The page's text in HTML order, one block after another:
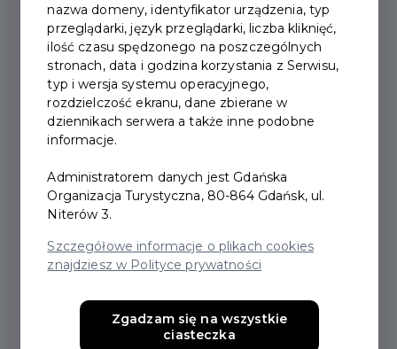
2026-02-05
WYPADEK, POWAŻNA
KONTUZJA – WYPOŻYCZ
REHABILITACJI
Mieszkanki i mieszkańcy Gdańska także w 2026 roku
mogą korzystać z szerokiej oferty wypożyczalni
sprzętu rehabilitacyjnego. Mieści się ona przyal. Gen.
Józefa Hallera 115.By otrzymać pomoc, wystarczy
pisemne wskazanie lekarza lub fizjoterapeuty o
nazwa domeny, identyfikator urządzenia, typ
przeglądarki, język przeglądarki, liczba kliknięć,
ilość czasu spędzonego na poszczególnych
stronach, data i godzina korzystania z Serwisu,
typ i wersja systemu operacyjnego,
rozdzielczość ekranu, dane zbierane w
dziennikach serwera a także inne podobne
informacje.
Administratorem danych jest Gdańska
Organizacja Turystyczna, 80-864 Gdańsk, ul.
Niterów 3.
Szczegółowe informacje o plikach cookies
znajdziesz w Polityce prywatności
Zgadzam się na wszystkie
ciasteczka